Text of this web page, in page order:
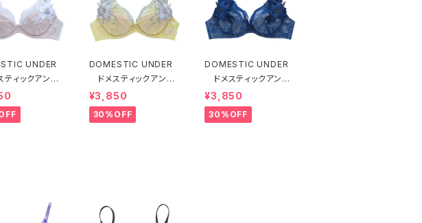
UNDER
ティックアンダ
ィフフルール
ー（オフホワイ
DOMESTIC UNDER
ドメスティックアンダ
ー モティフフルール
ブラジャー（レモネード）
D2255 送料無料
¥3,850
30%OFF
DOMESTIC UNDER
ドメスティックアンダ
ー モティフフルール
ブラジャー（ブルー）D2
255
¥3,850
30%OFF